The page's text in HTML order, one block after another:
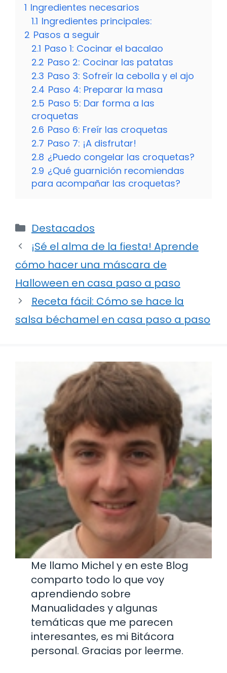
1 Ingredientes necesarios
1.1 Ingredientes principales:
2 Pasos a seguir
2.1 Paso 1: Cocinar el bacalao
2.2 Paso 2: Cocinar las patatas
2.3 Paso 3: Sofreír la cebolla y el ajo
2.4 Paso 4: Preparar la masa
2.5 Paso 5: Dar forma a las
croquetas
2.6 Paso 6: Freír las croquetas
2.7 Paso 7: ¡A disfrutar!
2.8 ¿Puedo congelar las croquetas?
2.9 ¿Qué guarnición recomiendas
para acompañar las croquetas?
Categorías
Destacados
¡Sé el alma de la fiesta! Aprende
cómo hacer una máscara de
Halloween en casa paso a paso
Receta fácil: Cómo se hace la
salsa béchamel en casa paso a paso
Me llamo Michel y en este Blog
comparto todo lo que voy
aprendiendo sobre
Manualidades y algunas
temáticas que me parecen
interesantes, es mi Bitácora
personal. Gracias por leerme.